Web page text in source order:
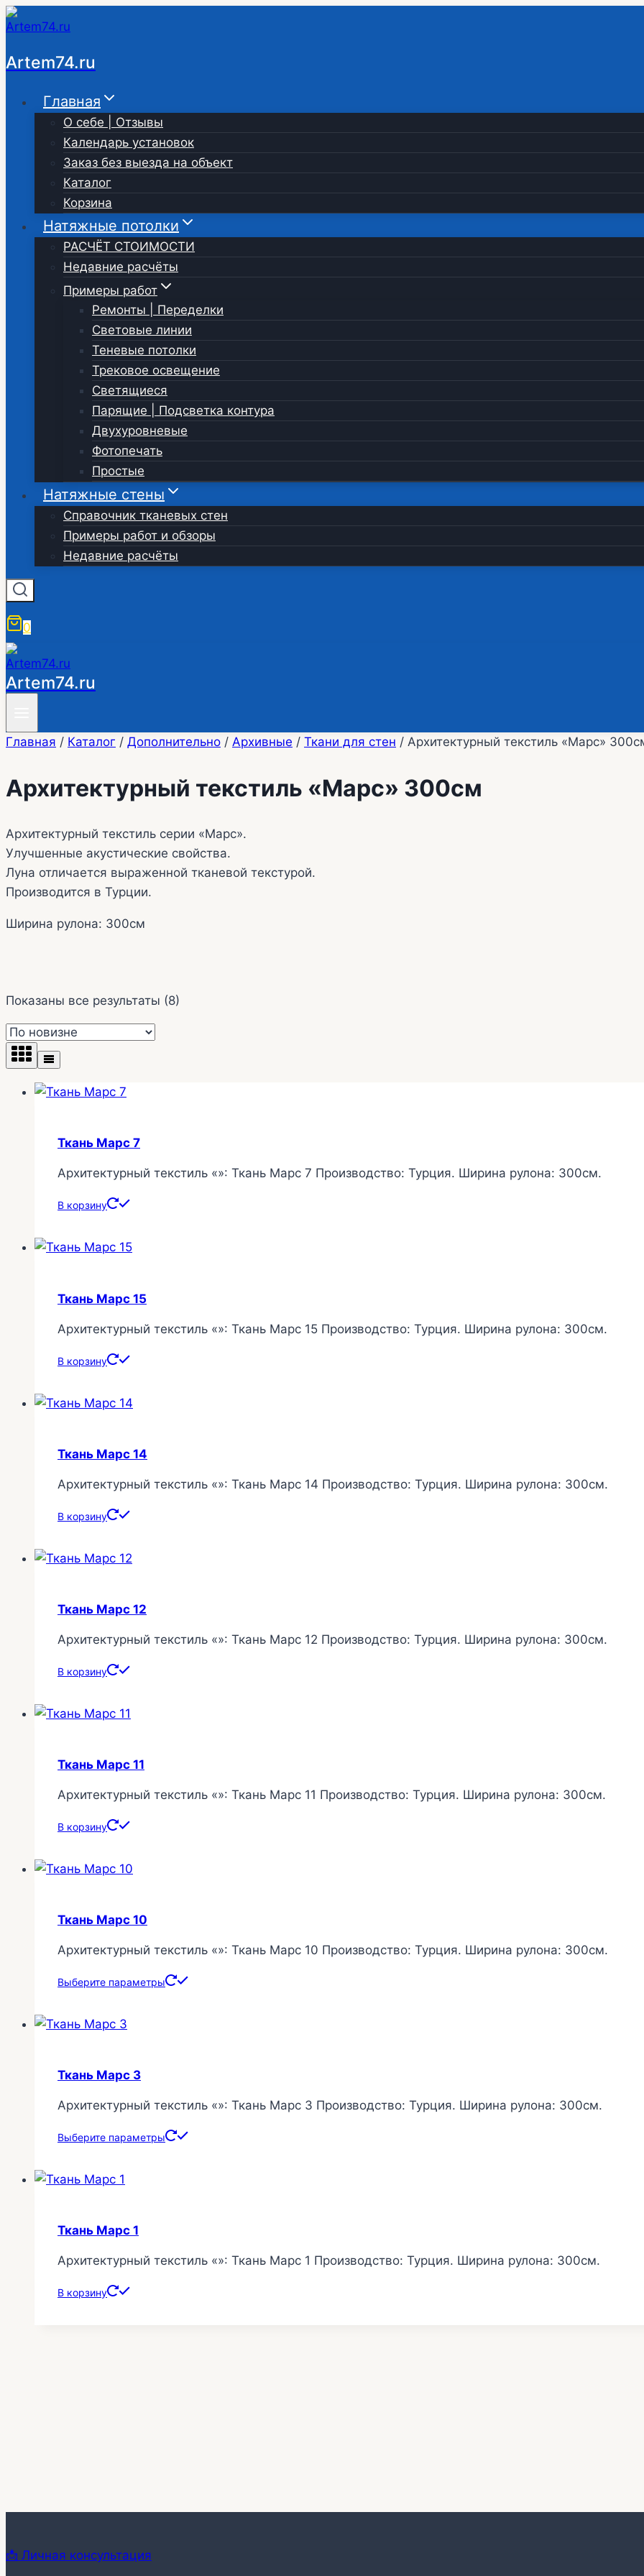
Перейти
к
содержимому
Artem74.ru
Главная
О себе | Отзывы
Календарь установок
Заказ без выезда на объект
Каталог
Корзина
Натяжные потолки
РАСЧЁТ СТОИМОСТИ
Недавние расчёты
Примеры работ
Ремонты | Переделки
Световые линии
Теневые потолки
Трековое освещение
Светящиеся
Парящие | Подсветка контура
Двухуровневые
Фотопечать
Простые
Натяжные стены
Справочник тканевых стен
Примеры работ и обзоры
Недавние расчёты
0
Artem74.ru
Главная / Каталог / Дополнительно / Архивные / Ткани для стен / Архитектурный текстиль «Марс»
Архитектурный текстиль «Марс» 300см
Архитектурный текстиль серии «Марс».
Улучшенные акустические свойства.
Луна отличается выраженной тканевой текстурой.
Производится в Турции.
Ширина рулона: 300см
Показаны все результаты (8)
Ткань Марс 7
Архитектурный текстиль «»: Ткань Марс 7 Производство: Турция. Ширина рулона: 300см.
В корзину
Ткань Марс 15
Архитектурный текстиль «»: Ткань Марс 15 Производство: Турция. Ширина рулона: 300см.
В корзину
Ткань Марс 14
Архитектурный текстиль «»: Ткань Марс 14 Производство: Турция. Ширина рулона: 300см.
В корзину
Ткань Марс 12
Архитектурный текстиль «»: Ткань Марс 12 Производство: Турция. Ширина рулона: 300см.
В корзину
Ткань Марс 11
Архитектурный текстиль «»: Ткань Марс 11 Производство: Турция. Ширина рулона: 300см.
В корзину
Ткань Марс 10
Архитектурный текстиль «»: Ткань Марс 10 Производство: Турция. Ширина рулона: 300см.
Выберите параметры
Этот
на
Ткань Марс 3
Архитектурный текстиль «»: Ткань Марс 3 Производство: Турция. Ширина рулона: 300см.
Выберите параметры
Этот
Ткань Марс 1
Архитектурный текстиль «»: Ткань Марс 1 Производство: Турция. Ширина рулона: 300см.
В корзину
📩 Личная консультация